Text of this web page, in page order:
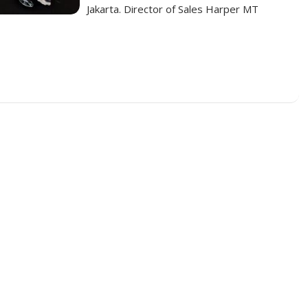
Jakarta. Director of Sales Harper MT